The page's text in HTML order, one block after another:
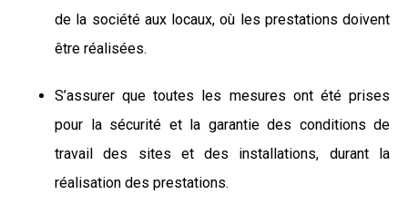
de la société aux locaux, où les prestations doivent
être réalisées.
S’assurer que toutes les mesures ont été prises
pour la sécurité et la garantie des conditions de
travail des sites et des installations, durant la
réalisation des prestations.